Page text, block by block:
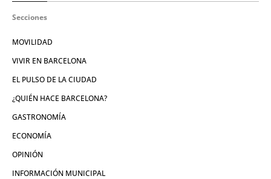
Secciones
MOVILIDAD
VIVIR EN BARCELONA
EL PULSO DE LA CIUDAD
¿QUIÉN HACE BARCELONA?
GASTRONOMÍA
ECONOMÍA
OPINIÓN
INFORMACIÓN MUNICIPAL